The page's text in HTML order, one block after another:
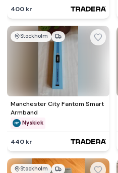
400 kr
Stockholm
Manchester City Fantom Smart
Armband
Nyskick
440 kr
Stockholm